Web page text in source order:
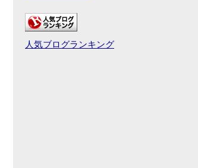
人気ブログランキング